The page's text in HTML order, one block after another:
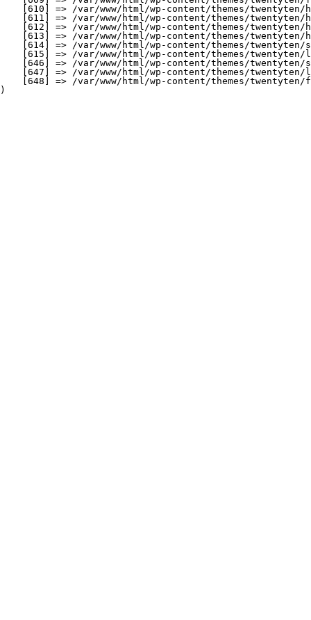
[610] => /var/www/html/wp-content/themes/twentyten/
[611] => /var/www/html/wp-content/themes/twentyten/
[612] => /var/www/html/wp-content/themes/twentyten/
[613] => /var/www/html/wp-content/themes/twentyten/
[614] => /var/www/html/wp-content/themes/twentyten/
[615] => /var/www/html/wp-content/themes/twentyten/
[646] => /var/www/html/wp-content/themes/
[647] => /var/www/html/wp-content/themes/twentyten/
[648] => /var/www/html/wp-content/themes/twentyten/